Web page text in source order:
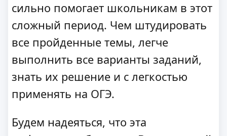
сильно помогает школьникам в этот
сложный период. Чем штудировать
все пройденные темы, легче
выполнить все варианты заданий,
знать их решение и с легкостью
применять на ОГЭ.
Будем надеяться, что эта